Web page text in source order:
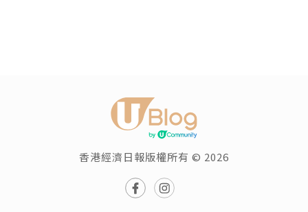
香港經濟日報版權所有 © 2026